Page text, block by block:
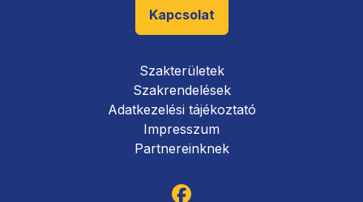
Kapcsolat
Szakterületek
Szakrendelések
Adatkezelési tájékoztató
Impresszum
Partnereinknek